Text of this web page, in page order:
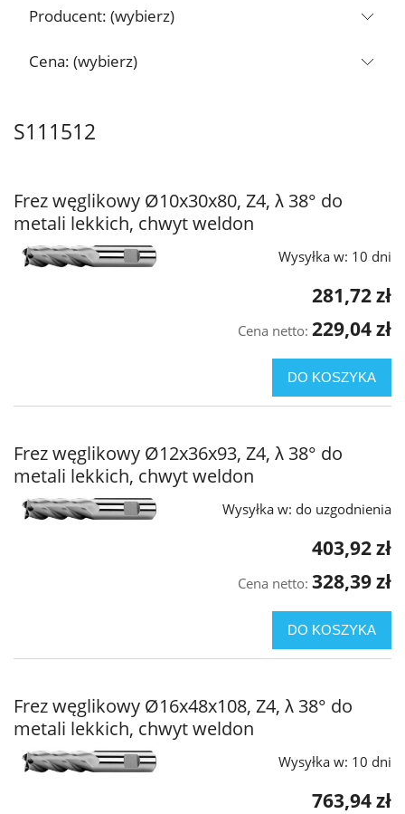
Producent: (wybierz)
Cena: (wybierz)
S111512
Frez węglikowy Ø10x30x80, Z4, λ 38° do
metali lekkich, chwyt weldon
Wysyłka w: 10 dni
281,72 zł
Cena netto: 229,04 zł
DO KOSZYKA
Frez węglikowy Ø12x36x93, Z4, λ 38° do
metali lekkich, chwyt weldon
Wysyłka w: do uzgodnienia
403,92 zł
Cena netto: 328,39 zł
DO KOSZYKA
Frez węglikowy Ø16x48x108, Z4, λ 38° do
metali lekkich, chwyt weldon
Wysyłka w: 10 dni
763,94 zł